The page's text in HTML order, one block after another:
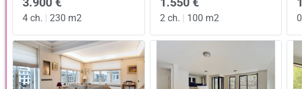
4 ch. | 230 m2 2 ch. | 100 m2